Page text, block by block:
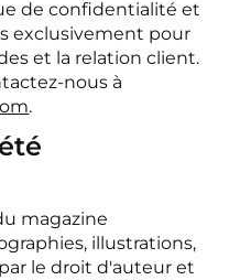
de confidentialité et
exclusivement pour
et la relation client.
nous à
.
magazine
illustrations,
le droit d'auteur et